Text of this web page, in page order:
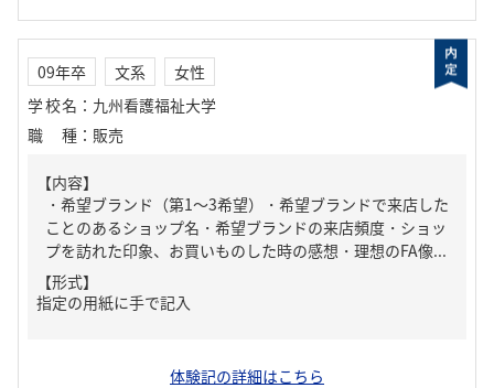
09年卒 文系
女性
学校名 ： 九州看護福祉大学
職種 ： 販売
【内容】
・希望ブランド（第1～3希望）・希望ブランドで来店した
ことのあるショップ名・希望ブランドの来店頻度・ショッ
プを訪れた印象、お買いものした時の感想・理想のFA像...
【形式】
指定の用紙に手で記入
体験記の詳細はこちら